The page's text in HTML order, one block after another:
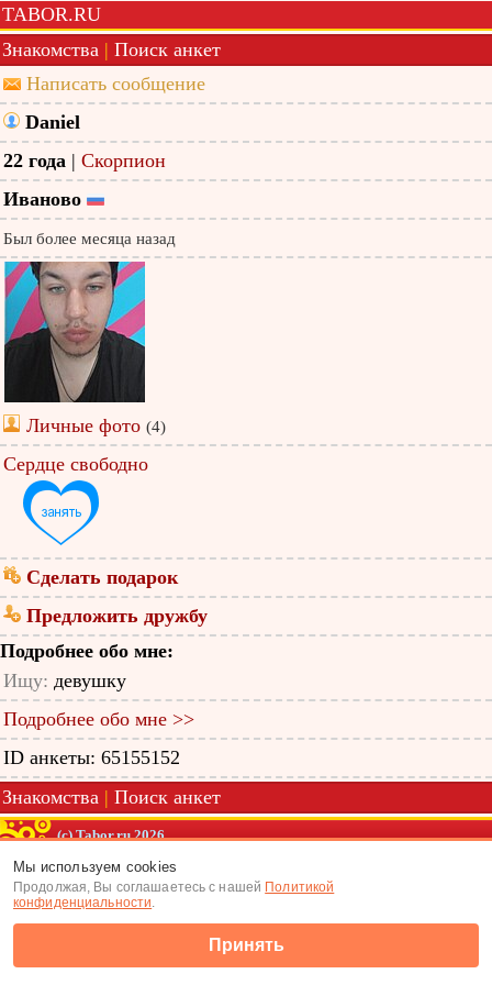
TABOR.RU
Знакомства | Поиск анкет
Написать сообщение
Daniel
22 года | Скорпион
Иваново
Был более месяца назад
Личные фото (4)
Сердце свободно
Сделать подарок
Предложить дружбу
Подробнее обо мне:
Ищу: девушку
Подробнее обо мне >>
ID анкеты: 65155152
Знакомства | Поиск анкет
(c) Tabor.ru 2026
Мы используем cookies
Продолжая, Вы соглашаетесь с нашей Политикой
конфиденциальности.
Принять